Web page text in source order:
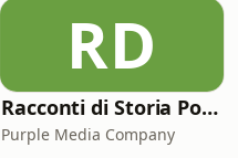
RD
Racconti di Storia Podcast
Purple Media Company